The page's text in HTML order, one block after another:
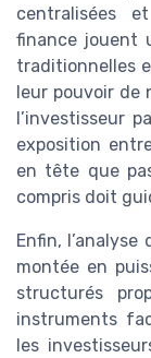
centralisées
finance jouent
traditionnelles
leur pouvoir
l’investisseur
exposition
en tête que
compris doit
Enfin,
montée en
structurés
instruments
les